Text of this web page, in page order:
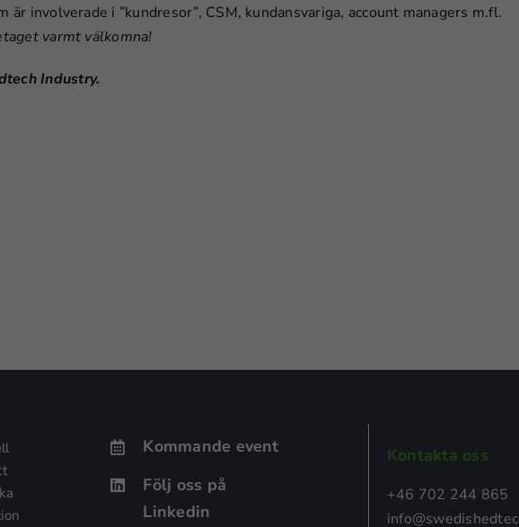
är involverade i ”kundresor”, CSM, kundansvariga, account managers m.fl.
varmt välkomna!
Industry.
Kommande event
Följ oss på
Linkedin
Kontakta oss
+46 702 244 865